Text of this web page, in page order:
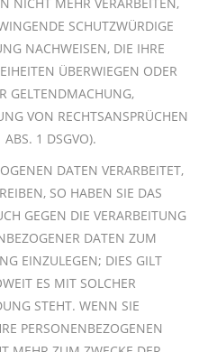
SCHUTZWÜRDIGE
NACHWEISEN, DIE IHRE
ÜBERWIEGEN ODER
GELTENDMACHUNG,
VON RECHTSANSPRÜCHEN
1 DSGVO).
DATEN VERARBEITET,
SO HABEN SIE DAS
GEGEN DIE VERARBEITUNG
DATEN ZUM
EINZULEGEN; DIES GILT
ES MIT SOLCHER
STEHT. WENN SIE
PERSONENBEZOGENEN